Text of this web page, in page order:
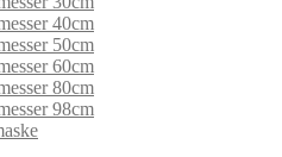
40cm
50cm
60cm
80cm
98cm